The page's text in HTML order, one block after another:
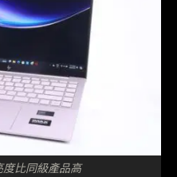
比同級產品高